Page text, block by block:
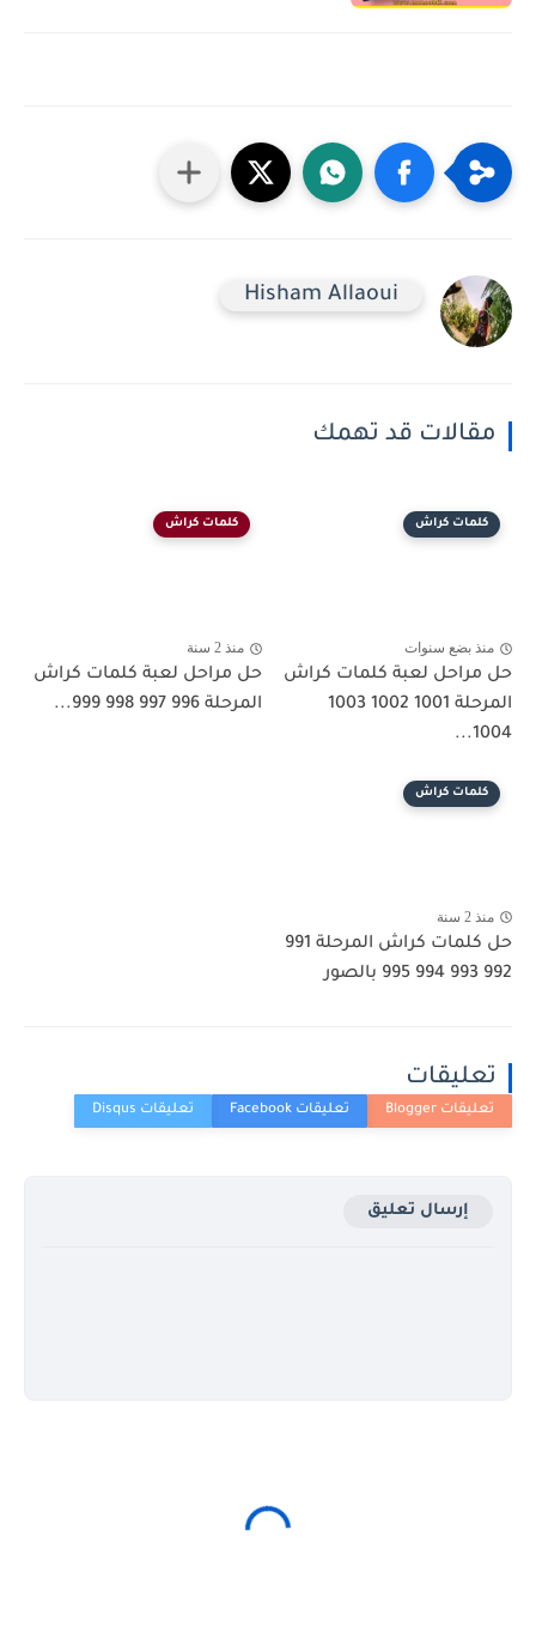
Hisham Allaoui
مقالات قد تهمك
كلمات كراش
منذ بضع سنوات
حل مراحل لعبة كلمات كراش
المرحلة 1001 1002 1003
1004...
كلمات كراش
منذ 2 سنة
حل مراحل لعبة كلمات كراش
المرحلة 996 997 998 999...
كلمات كراش
منذ 2 سنة
حل كلمات كراش المرحلة 991
992 993 994 995 بالصور
تعليقات
إرسال تعليق